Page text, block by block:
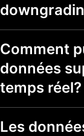
Screeners d'actions,
d'ETF, DEX et de
crypto
150+ bourses de
plus de 50 pays
500 + champs
fondamentaux et
techniques
Comment
données
temps réel?
Les